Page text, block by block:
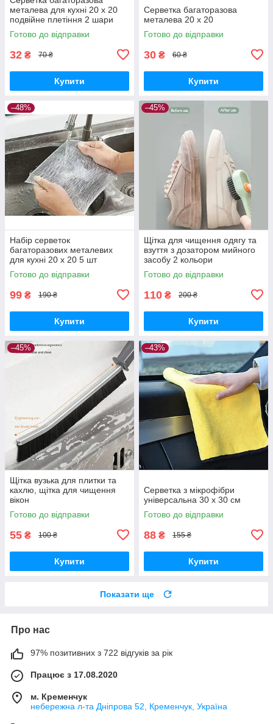
металева для кухні 20 х 20
подвійне плетіння 2 шари
Готово до відправки
32 ₴ 70 ₴
Купити
Серветка багаторазова
металева 20 х 20
Готово до відправки
30 ₴ 60 ₴
Купити
–48%
Набір серветок
багаторазових металевих
для кухні 20 х 20 5 шт
Готово до відправки
99 ₴ 190 ₴
Купити
–45%
Щітка для чищення одягу та
взуття з дозатором мийного
засобу 2 кольори
Готово до відправки
110 ₴ 200 ₴
Купити
–45%
Щітка вузька для плитки та
кахлю, щітка для чищення
вікон
Готово до відправки
55 ₴ 100 ₴
Купити
–43%
Серветка з мікрофібри
універсальна 30 х 30 см
Готово до відправки
88 ₴ 155 ₴
Купити
Показати ще
Про нас
97% позитивних з 722 відгуків за рік
Працює з 17.08.2020
м. Кременчук
небережна л-та Дніпрова 52, Кременчук, Україна